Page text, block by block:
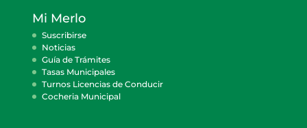
Mi Merlo
Suscribirse
Noticias
Guía de Trámites
Tasas Municipales
Turnos Licencias de Conducir
Cocheria Municipal